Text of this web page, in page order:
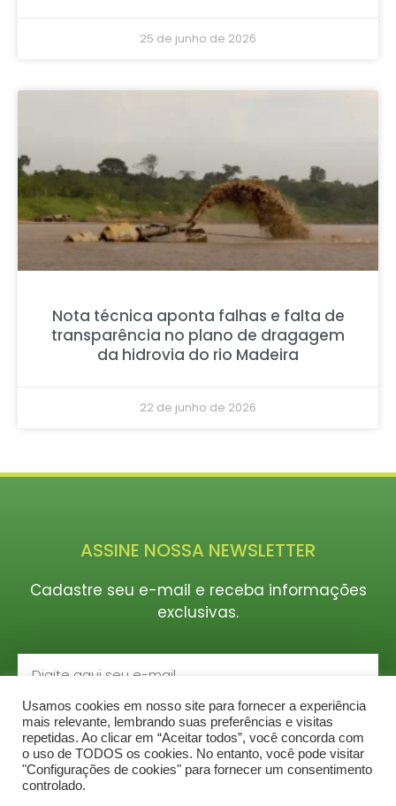
25 de junho de 2026
Nota técnica aponta falhas e falta de
transparência no plano de dragagem
da hidrovia do rio Madeira
22 de junho de 2026
ASSINE NOSSA NEWSLETTER
Cadastre seu e-mail e receba informações
exclusivas.
CADASTRAR
Usamos cookies em nosso site para fornecer a experiência
mais relevante, lembrando suas preferências e visitas
repetidas. Ao clicar em “Aceitar todos”, você concorda com
o uso de TODOS os cookies. No entanto, você pode visitar
"Configurações de cookies" para fornecer um consentimento
controlado.